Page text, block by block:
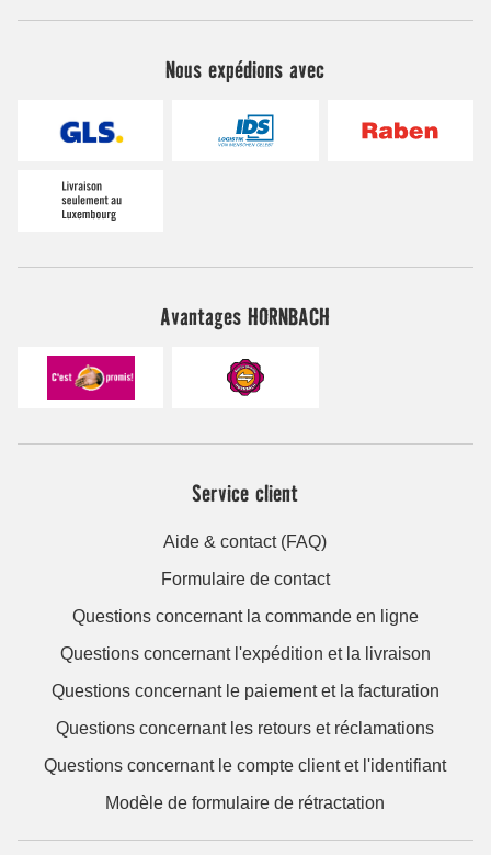
Nous expédions avec
Avantages HORNBACH
Service client
Aide & contact (FAQ)
Formulaire de contact
Questions concernant la commande en ligne
Questions concernant l'expédition et la livraison
Questions concernant le paiement et la facturation
Questions concernant les retours et réclamations
Questions concernant le compte client et l'identifiant
Modèle de formulaire de rétractation